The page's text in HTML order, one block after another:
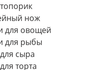
нож
для овощей
для рыбы
сыра
торта